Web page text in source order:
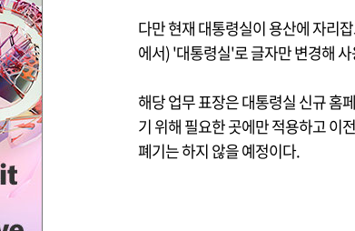
다만 현재 대통령실이 용산에 자리
에서) '대통령실'로 글자만 변경해
해당 업무 표장은 대통령실 신규 홈
기 위해 필요한 곳에만 적용하고 이
폐기는 하지 않을 예정이다.